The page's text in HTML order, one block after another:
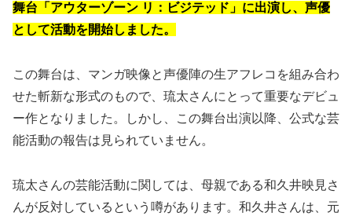
舞台「アウターゾーン リ：ビジテッド」に出演し、声優
として活動を開始しました。
この舞台は、マンガ映像と声優陣の生アフレコを組み合わ
せた斬新な形式のもので、琉太さんにとって重要なデビュ
ー作となりました。しかし、この舞台出演以降、公式な芸
能活動の報告は見られていません。
琉太さんの芸能活動に関しては、母親である和久井映見さ
んが反対しているという噂があります。和久井さんは、元